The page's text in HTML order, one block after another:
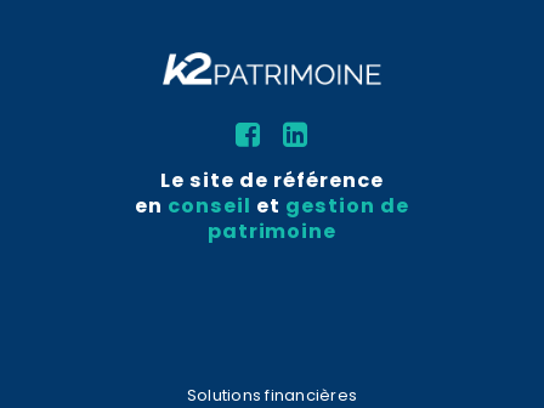
Le site de référence
en conseil et gestion de
patrimoine
Solutions financières